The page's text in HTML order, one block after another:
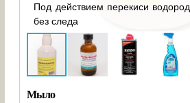
Под действием перекиси
без следа
Мыло